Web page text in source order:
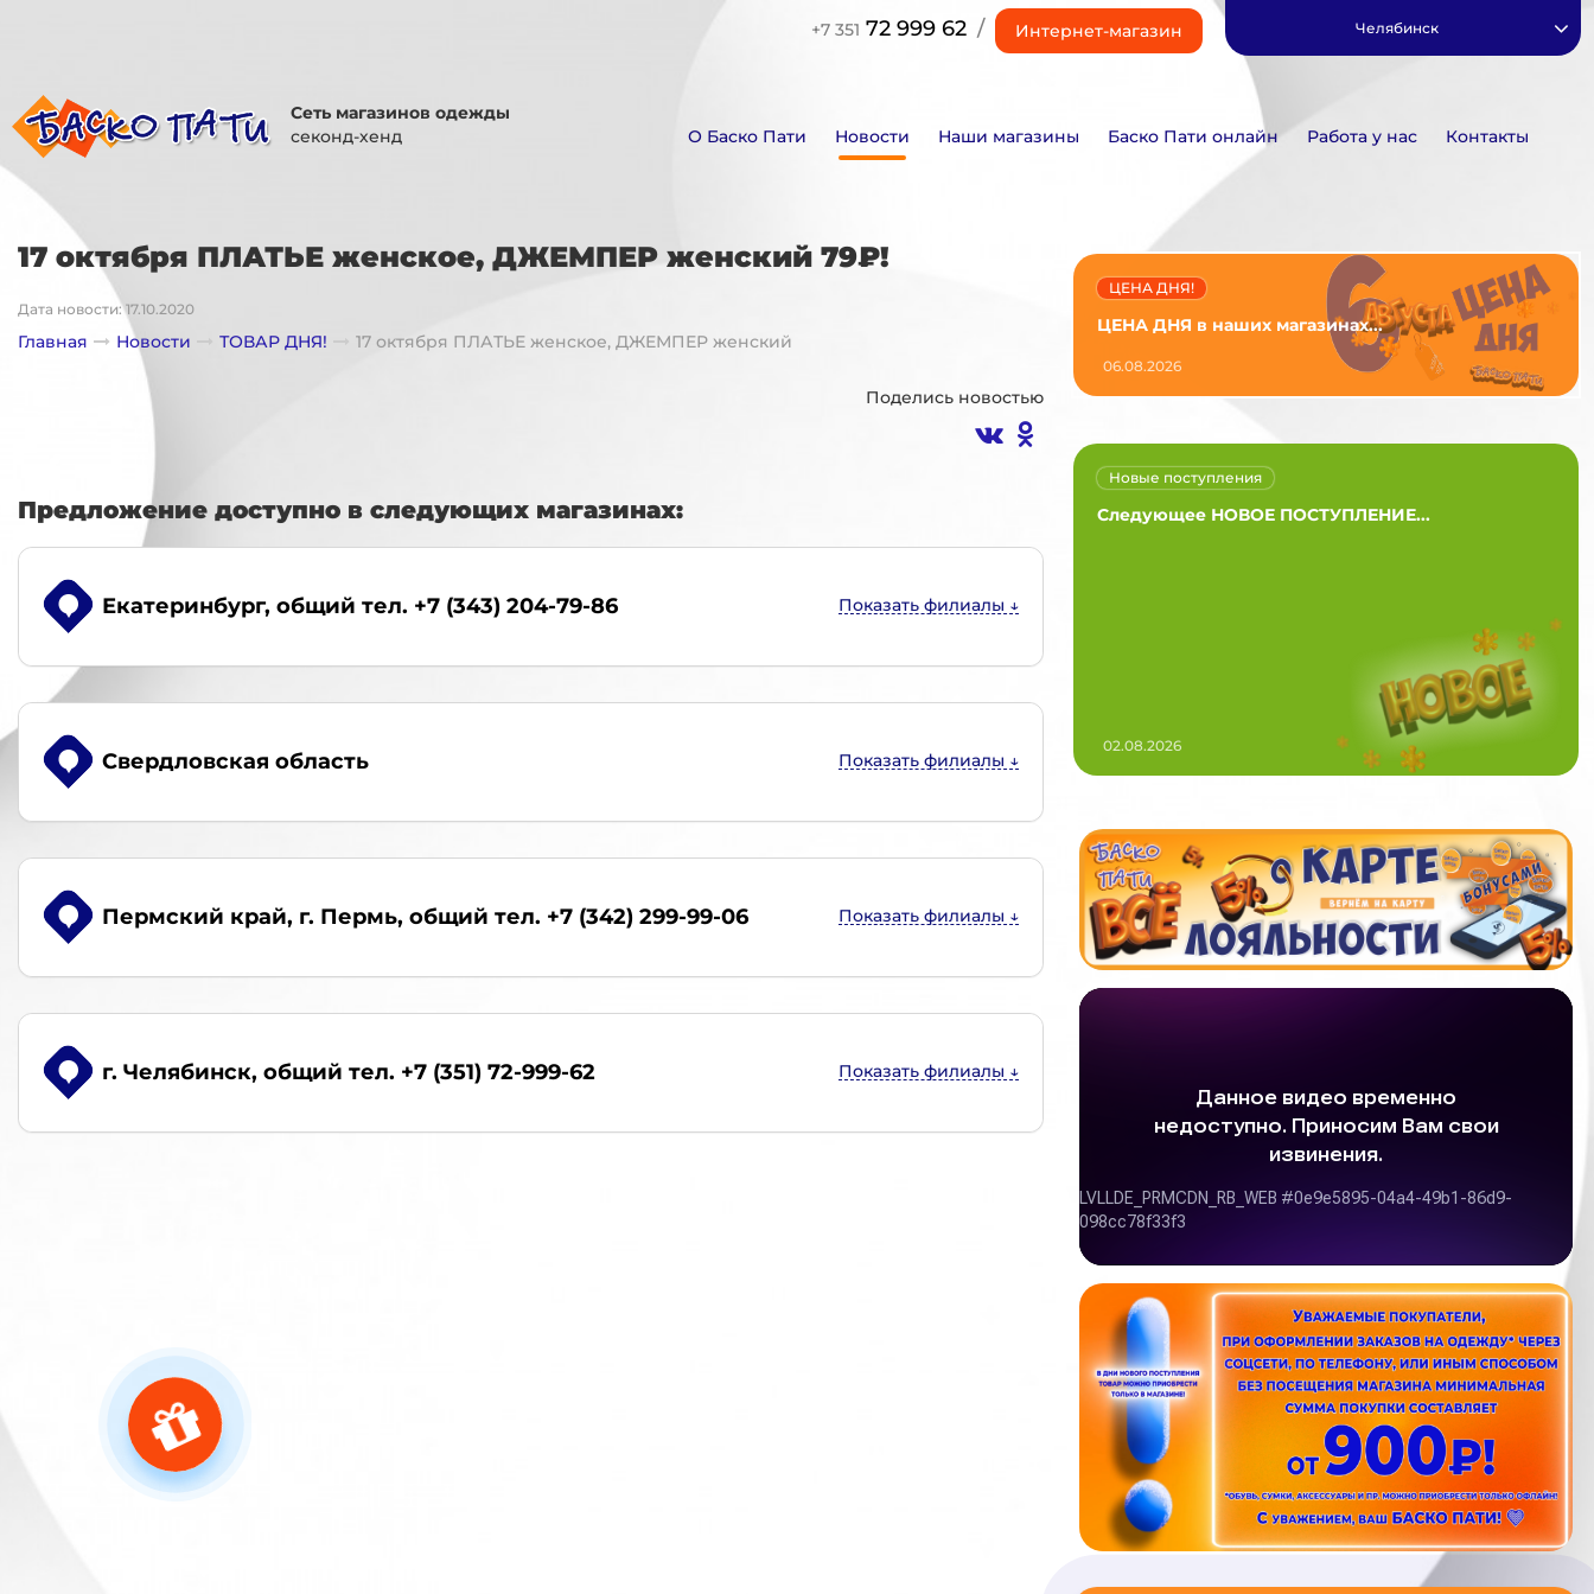
+7 351 72 999 62 / Интернет-магазин Челябинск
Сеть магазинов одежды
секонд-хенд
О Баско Пати Новости Наши магазины Баско Пати онлайн Работа у нас Контакты
17 октября ПЛАТЬЕ женское, ДЖЕМПЕР женский 79₽!
Дата новости: 17.10.2020
Главная Новости ТОВАР ДНЯ! 17 октября ПЛАТЬЕ женское, ДЖЕМПЕР женский
Поделись новостью
Предложение доступно в следующих магазинах:
Екатеринбург, общий тел. +7 (343) 204-79-86
Свердловская область
Пермский край, г. Пермь, общий тел. +7 (342) 299-99-06
г. Челябинск, общий тел. +7 (351) 72-999-62
ЦЕНА ДНЯ в наших магазинах...
ЦЕНА ДНЯ!
06.08.2026
Следующее НОВОЕ ПОСТУПЛЕНИЕ...
Новые поступления
02.08.2026